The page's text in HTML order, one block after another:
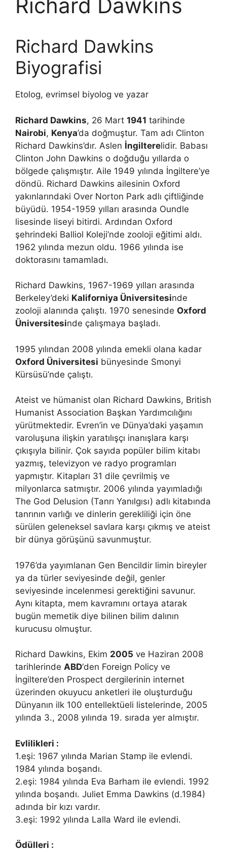
Richard Dawkins
Richard Dawkins
Biyografisi
Etolog, evrimsel biyolog ve yazar
Richard Dawkins, 26 Mart 1941 tarihinde
Nairobi, Kenya’da doğmuştur. Tam adı Clinton
Richard Dawkins’dır. Aslen İngilterelidir. Babası
Clinton John Dawkins o doğduğu yıllarda o
bölgede çalışmıştır. Aile 1949 yılında İngiltere’ye
döndü. Richard Dawkins ailesinin Oxford
yakınlarındaki Over Norton Park adlı çiftliğinde
büyüdü. 1954-1959 yılları arasında Oundle
lisesinde liseyi bitirdi. Ardından Oxford
şehrindeki Balliol Koleji’nde zooloji eğitimi aldı.
1962 yılında mezun oldu. 1966 yılında ise
doktorasını tamamladı.
Richard Dawkins, 1967-1969 yılları arasında
Berkeley’deki Kaliforniya Üniversitesinde
zooloji alanında çalıştı. 1970 senesinde Oxford
Üniversitesinde çalışmaya başladı.
1995 yılından 2008 yılında emekli olana kadar
Oxford Üniversitesi bünyesinde Smonyi
Kürsüsü’nde çalıştı.
Ateist ve hümanist olan Richard Dawkins, British
Humanist Association Başkan Yardımcılığını
yürütmektedir. Evren’in ve Dünya’daki yaşamın
varoluşuna ilişkin yaratılışçı inanışlara karşı
çıkışıyla bilinir. Çok sayıda popüler bilim kitabı
yazmış, televizyon ve radyo programları
yapmıştır. Kitapları 31 dile çevrilmiş ve
milyonlarca satmıştır. 2006 yılında yayımladığı
The God Delusion (Tanrı Yanılgısı) adlı kitabında
tanrının varlığı ve dinlerin gerekliliği için öne
sürülen geleneksel savlara karşı çıkmış ve ateist
bir dünya görüşünü savunmuştur.
1976’da yayımlanan Gen Bencildir limin bireyler
ya da türler seviyesinde değil, genler
seviyesinde incelenmesi gerektiğini savunur.
Aynı kitapta, mem kavramını ortaya atarak
bugün memetik diye bilinen bilim dalının
kurucusu olmuştur.
Richard Dawkins, Ekim 2005 ve Haziran 2008
tarihlerinde ABD‘den Foreign Policy ve
İngiltere’den Prospect dergilerinin internet
üzerinden okuyucu anketleri ile oluşturduğu
Dünyanın ilk 100 entellektüeli listelerinde, 2005
yılında 3., 2008 yılında 19. sırada yer almıştır.
Evlilikleri :
1.eşi: 1967 yılında Marian Stamp ile evlendi.
1984 yılında boşandı.
2.eşi: 1984 yılında Eva Barham ile evlendi. 1992
yılında boşandı. Juliet Emma Dawkins (d.1984)
adında bir kızı vardır.
3.eşi: 1992 yılında Lalla Ward ile evlendi.
Ödülleri :